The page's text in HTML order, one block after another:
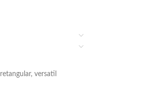
retangular, versatil